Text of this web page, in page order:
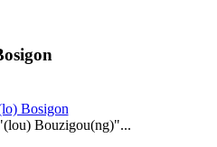
Bosigon
Bouzigou(ng)"...